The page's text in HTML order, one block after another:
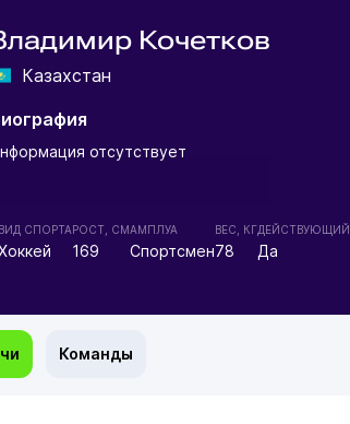
Кочетков
Казахстан
отсутствует
ВИД СПОРТАРОСТ, СМ
169
АМПЛУА
Спортсмен
ВЕС, КГ
78
ДЕЙСТВУЮЩИЙ
Да
Команды